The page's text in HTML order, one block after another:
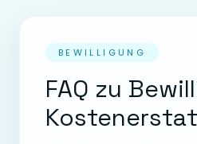
BEWILLIGUNG
FAQ zu